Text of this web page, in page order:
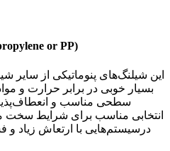
or PP)
این شیلنگ‌های پنوماتیکی از سایر
بسیار خوبی در برابر حرارت و
سطحی مناسب و
انتخابی مناسب برای شرایط
درسیستم‌هایی با ارتعاش زیاد و